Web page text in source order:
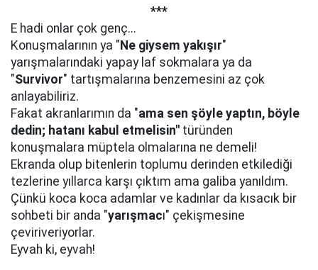
***
E hadi onlar çok genç...
Konuşmalarının ya " Ne giysem yakışır"
yarışmalarındaki yapay laf sokmalara ya da
"Survivor" tartışmalarına benzemesini az çok
anlayabiliriz.
Fakat akranlarımın da "ama sen şöyle yaptın, böyle
dedin; hatanı kabul etmelisin" türünden
konuşmalara müptela olmalarına ne demeli!
Ekranda olup bitenlerin toplumu derinden etkilediği
tezlerine yıllarca karşı çıktım ama galiba yanıldım.
Çünkü koca koca adamlar ve kadınlar da kısacık bir
sohbeti bir anda "yarışmacı" çekişmesine
çeviriveriyorlar.
Eyvah ki, eyvah!